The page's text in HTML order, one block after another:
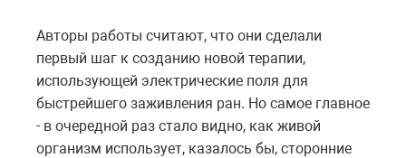
Авторы работы считают, что они сделали
первый шаг к созданию новой терапии,
использующей электрические поля для
быстрейшего заживления ран. Но самое главное
- в очередной раз стало видно, как живой
организм использует, казалось бы, сторонние